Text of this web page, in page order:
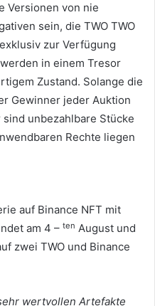
Versionen von nie
sein, die TWO TWO
zur Verfügung
in einem Tresor
Zustand. Solange die
Gewinner jeder Auktion
sind unbezahlbare Stücke
Rechte liegen
auf Binance NFT mit
am 4 – ten August und
zwei TWO und Binance
wertvollen Artefakte